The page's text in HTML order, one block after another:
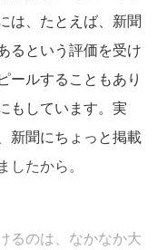
は、たとえば、新聞
るという評価を受け
ールすることもあり
もしています。実
新聞にちょっと掲載
たから。
るのは、なかなか大